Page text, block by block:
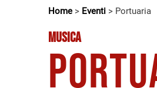
Home > Eventi > Portuaria
MUSICA